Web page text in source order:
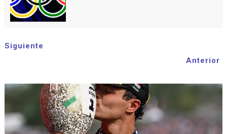
Siguiente
Anterior